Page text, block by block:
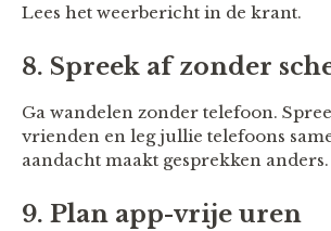
Lees het weerbericht in de krant.
8. Spreek af zonder
Ga wandelen zonder telefoon.
vrienden en leg jullie telefoons
aandacht maakt gesprekken anders.
9. Plan app-vrije uren